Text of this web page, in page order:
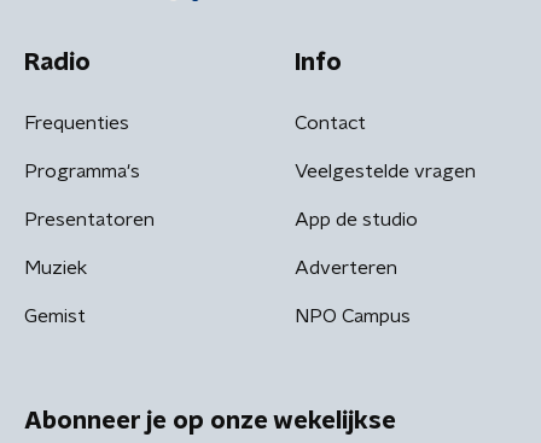
Radio
Frequenties
Programma's
Presentatoren
Muziek
Gemist
Info
Contact
Veelgestelde vragen
App de studio
Adverteren
NPO Campus
Abonneer je op onze wekelijkse